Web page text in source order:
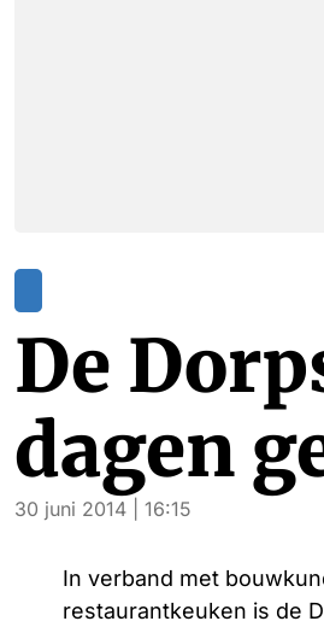
De
dagen
30 juni 2014 | 16:15
In verband met
restaurantkeuken is de